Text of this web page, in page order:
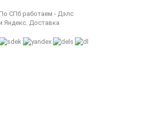
По СПб работаем - Дэлс
и Яндекс. Доставка